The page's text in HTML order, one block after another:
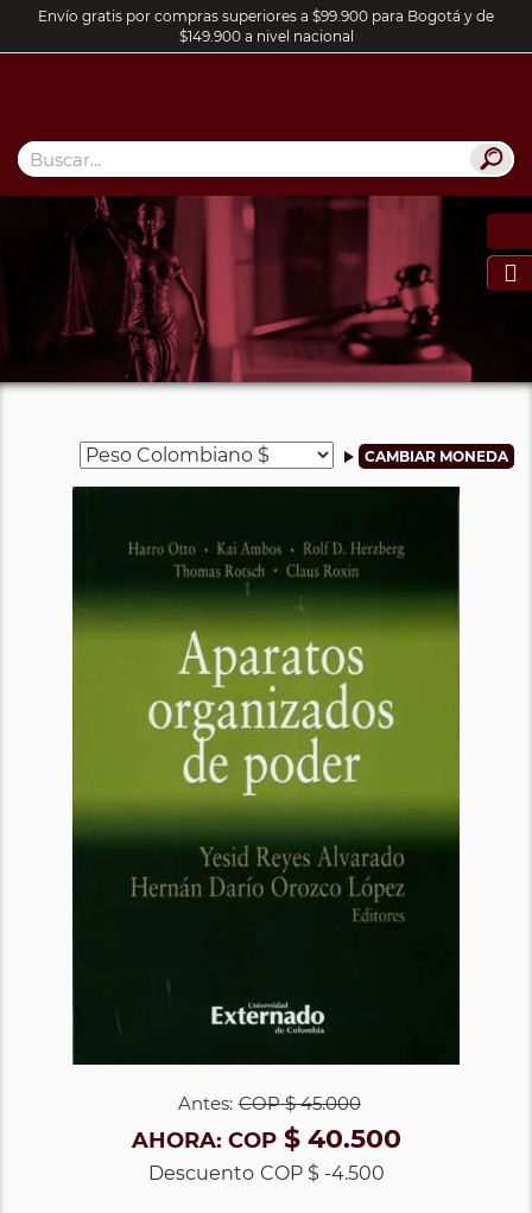
Envío gratis por compras superiores a $99.900 para Bogotá y de
$149.900 a nivel nacional

Antes: COP$ 45.000
AHORA: COP$ 40.500
Descuento COP $ -4.500